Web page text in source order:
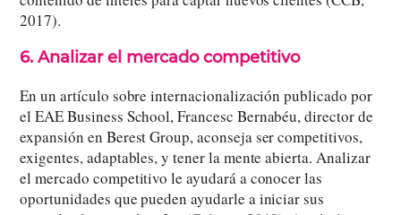
2017).
6. Analizar el mercado competitivo
En un artículo sobre internacionalización publicado por
el EAE Business School, Francesc Bernabéu, director de
expansión en Berest Group, aconseja ser competitivos,
exigentes, adaptables, y tener la mente abierta. Analizar
el mercado competitivo le ayudará a conocer las
oportunidades que pueden ayudarle a iniciar sus